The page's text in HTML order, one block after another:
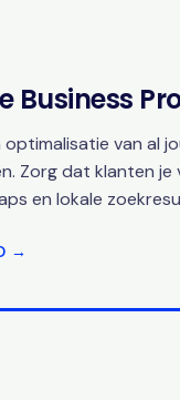
Business
optimalisatie van al
Zorg dat klanten je
en lokale
→